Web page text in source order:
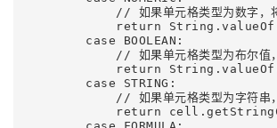
// 如果单元格类型为数字，
return
        case BOOLEAN:
// 如果单元格类型为布尔值
return
        case STRING:
// 如果单元格类型为字符串
return